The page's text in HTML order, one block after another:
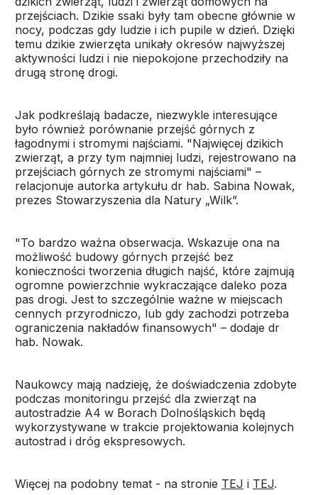
przejściach. Dzikie ssaki były tam obecne głównie w
nocy, podczas gdy ludzie i ich pupile w dzień. Dzięki
temu dzikie zwierzęta unikały okresów najwyższej
aktywności ludzi i nie niepokojone przechodziły na
drugą stronę drogi.
Jak podkreślają badacze, niezwykle interesujące
było również porównanie przejść górnych z
łagodnymi i stromymi najściami. "Najwięcej dzikich
zwierząt, a przy tym najmniej ludzi, rejestrowano na
przejściach górnych ze stromymi najściami" –
relacjonuje autorka artykułu dr hab. Sabina Nowak,
prezes Stowarzyszenia dla Natury „Wilk”.
"To bardzo ważna obserwacja. Wskazuje ona na
możliwość budowy górnych przejść bez
konieczności tworzenia długich najść, które zajmują
ogromne powierzchnie wykraczające daleko poza
pas drogi. Jest to szczególnie ważne w miejscach
cennych przyrodniczo, lub gdy zachodzi potrzeba
ograniczenia nakładów finansowych" – dodaje dr
hab. Nowak.
Naukowcy mają nadzieję, że doświadczenia zdobyte
podczas monitoringu przejść dla zwierząt na
autostradzie A4 w Borach Dolnośląskich będą
wykorzystywane w trakcie projektowania kolejnych
autostrad i dróg ekspresowych.
Więcej na podobny temat - na stronie TEJ i TEJ.